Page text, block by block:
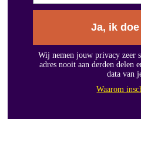
Ja, ik
Wij nemen jouw privacy zeer
adres nooit aan derden delen
data van
Waarom